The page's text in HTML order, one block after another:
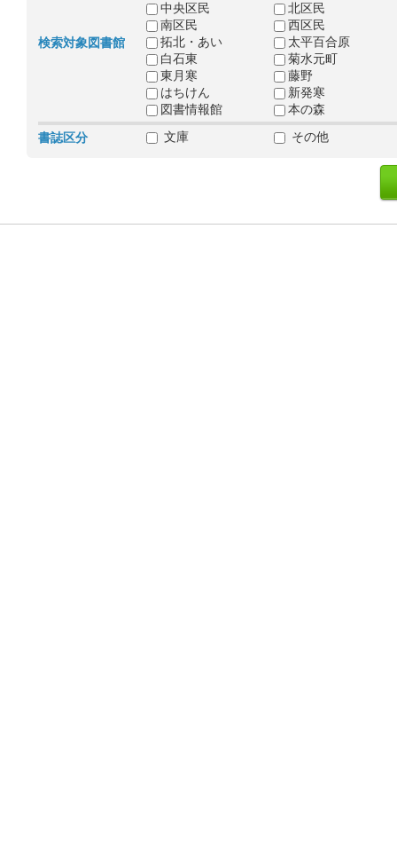
検索対象図書館
中央区民
北区民
南区民
西区民
拓北・あい
太平百合原
白石東
菊水元町
東月寒
藤野
はちけん
新発寒
図書情報館
本の森
書誌区分
文庫 その他